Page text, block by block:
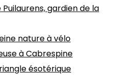
gardien de la
nature à vélo
à Cabrespine
ésotérique